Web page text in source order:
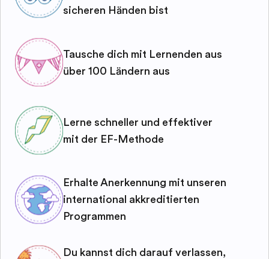
sicheren Händen bist
Tausche dich mit Lernenden aus
über 100 Ländern aus
Lerne schneller und effektiver
mit der EF-Methode
Erhalte Anerkennung mit unseren
international akkreditierten
Programmen
Du kannst dich darauf verlassen,